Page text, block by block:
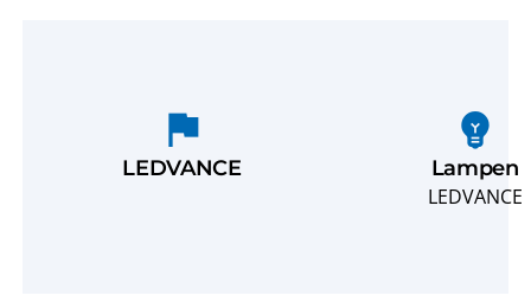
flag
LEDVANCE
emoji_objects
Lampen
LEDVANCE